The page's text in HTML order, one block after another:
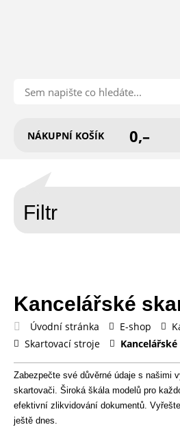
NÁKUPNÍ KOŠÍK 0,–
Filtr
Kancelářské
Úvodní stránka E-shop
Skartovací stroje
Zabezpečte své důvěrné údaje s našimi
skartovači. Široká škála modelů pro
efektivní zlikvidování dokumentů.
ještě dnes.